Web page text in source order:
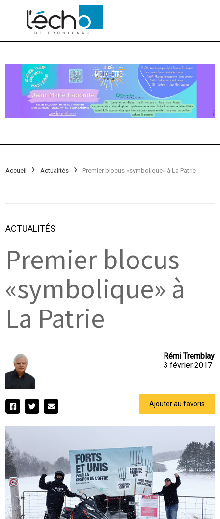
Accueil Actualités Premier blocus «symbolique» à La Patrie
ACTUALITÉS
Premier blocus
«symbolique» à
La Patrie
Rémi Tremblay
3 février 2017
Ajouter au favoris